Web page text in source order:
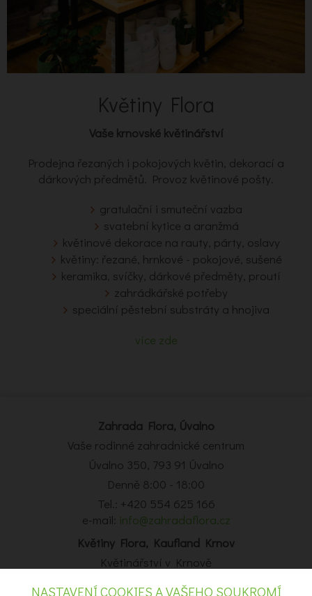
Květiny Flora
Vaše krnovské květinářství
Prodejna řezaných i pokojových květin, dekorací a
dárkových předmětů. Provoz květinové pošty.
gratulační i smuteční vazba
svatební kytice a aranžmá
květinové dekorace na rauty, párty, oslavy
květiny: řezané, hrnkové - pokojové, sušené
keramika, svíčky, dárkové předměty, proutí
zahrádkářské potřeby
speciální pěstební substráty a hnojiva
více zde
Zahrada Flora, Úvalno
Vaše rodinné zahradnické centrum
Úvalno 350, 793 91 Úvalno
Denně 8:00 - 18:00
Tel.: +420 554 625 166
e-mail: info@zahradaflora.cz
Květiny Flora, Kaufland Krnov
Květinářství v Krnově
Obchodní centrum Kaufland Krnov, Opavská 14, Krnov
NASTAVENÍ COOKIES A VAŠEHO SOUKROMÍ